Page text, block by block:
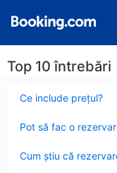
Top 10 întrebări
Ce include preţul?
închis
Pot să fac o
închis
Cum ştiu că
închis